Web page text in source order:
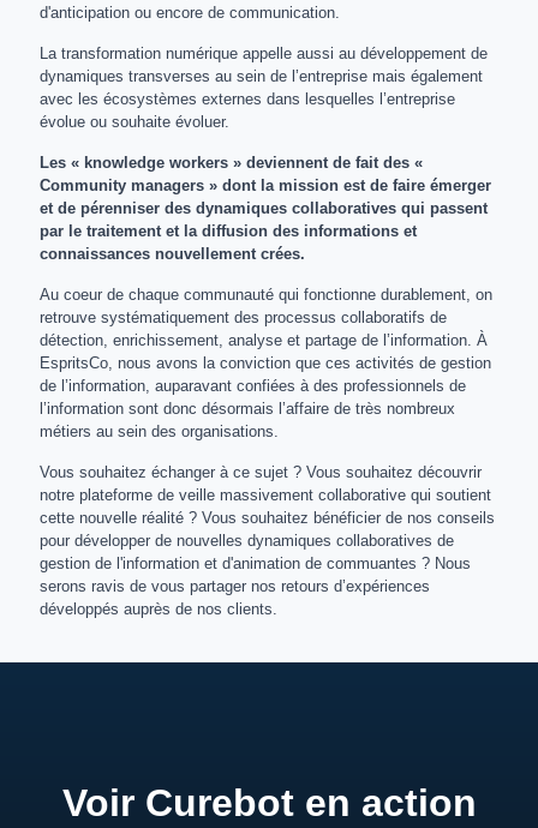
d'anticipation ou encore de communication.
La transformation numérique appelle aussi au développement de
dynamiques transverses au sein de l’entreprise mais également
avec les écosystèmes externes dans lesquelles l’entreprise
évolue ou souhaite évoluer.
Les « knowledge workers » deviennent de fait des «
Community managers » dont la mission est de faire émerger
et de pérenniser des dynamiques collaboratives qui passent
par le traitement et la diffusion des informations et
connaissances nouvellement crées.
Au coeur de chaque communauté qui fonctionne durablement, on
retrouve systématiquement des processus collaboratifs de
détection, enrichissement, analyse et partage de l’information. À
EspritsCo, nous avons la conviction que ces activités de gestion
de l’information, auparavant confiées à des professionnels de
l’information sont donc désormais l’affaire de très nombreux
métiers au sein des organisations.
Vous souhaitez échanger à ce sujet ? Vous souhaitez découvrir
notre plateforme de veille massivement collaborative qui soutient
cette nouvelle réalité ? Vous souhaitez bénéficier de nos conseils
pour développer de nouvelles dynamiques collaboratives de
gestion de l'information et d'animation de commuantes ? Nous
serons ravis de vous partager nos retours d’expériences
développés auprès de nos clients.
Voir Curebot en action